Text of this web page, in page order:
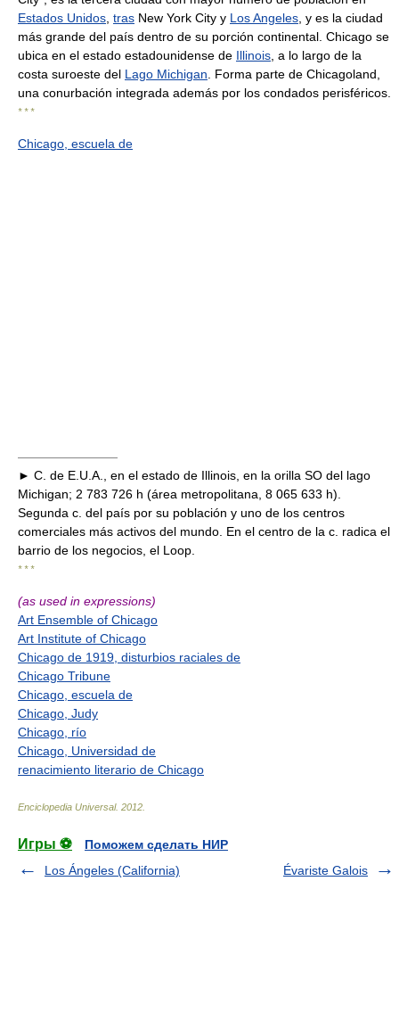
Estados Unidos tras New York City y Los Angeles , y es la ciudad
más grande del país dentro de su porción continental. Chicago se
ubica en el estado estadounidense de Illinois , a lo largo de la
costa suroeste del Lago Michigan . Forma parte de Chicagoland,
una conurbación integrada además por los condados perisféricos.
* * *
Chicago, escuela de
————————
► C. de E.U.A., en el estado de Illinois, en la orilla SO del lago
Michigan; 2 783 726 h (área metropolitana, 8 065 633 h).
Segunda c. del país por su población y uno de los centros
comerciales más activos del mundo. En el centro de la c. radica el
barrio de los negocios, el Loop.
* * *
(as used in expressions)
Art Ensemble of Chicago
Art Institute of Chicago
Chicago de 1919, disturbios raciales de
Chicago Tribune
Chicago, escuela de
Chicago, Judy
Chicago, río
Chicago, Universidad de
renacimiento literario de Chicago
Enciclopedia Universal. 2012
Игры ⚽
Поможем сделать НИР
Los Ángeles (California)
Évariste Galois